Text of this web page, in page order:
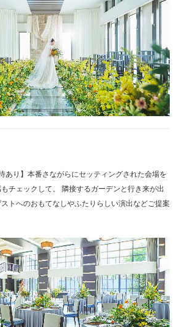
あり】本番さながらにセッティングされた会場を
チェックして。 隣接するガーデンと行き来が出
トへのおもてなしやふたりらしい演出などご提案